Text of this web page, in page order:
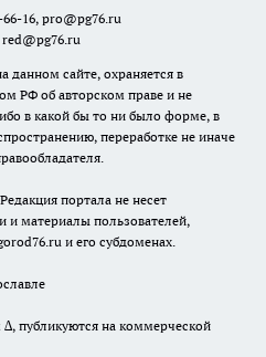
66-16, pro@pg76.ru
red@pg76.ru
данном сайте, охраняется в
РФ об авторском праве и не
в какой бы то ни было форме, в
переработке не иначе
портала не несет
и материалы пользователей,
и его субдоменах.
публикуются на коммерческой